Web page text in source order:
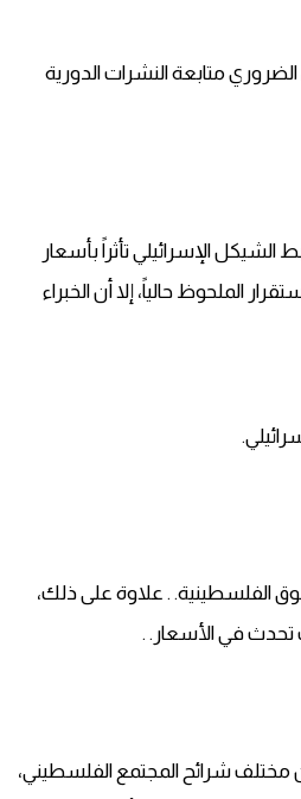
متابعة النشرات الدورية
الإسرائيلي تأثراً بأسعار
الملحوظ حالياً، إلا أن الخبراء
الفلسطينية. . علاوة على ذلك،
تحدث في الأسعار. .
مختلف شرائح المجتمع الفلسطيني،